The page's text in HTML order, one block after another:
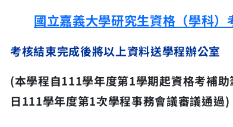
國立嘉義大學研究生資格（學科
考核結束完成後將以上資料送學程辦公室
(本學程自111學年度第1學期起資格考補助
日111學年度第1次學程事務會議審議通過)